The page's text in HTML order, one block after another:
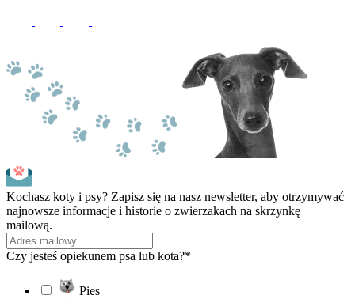
Kochasz koty i psy? Zapisz się na nasz newsletter, aby otrzymywać
najnowsze informacje i historie o zwierzakach na skrzynkę
mailową.
Czy jesteś opiekunem psa lub kota?*
Pies